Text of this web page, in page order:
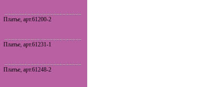
Платье, арт.61200-2
Платье, арт.61231-1
Платье, арт.61248-2